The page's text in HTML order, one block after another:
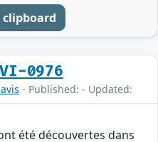
clipboard
0976
- Published: - Updated:
été découvertes dans